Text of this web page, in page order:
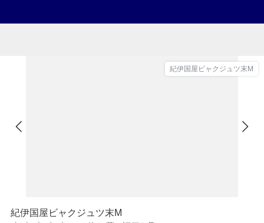
紀伊国屋ビャクジュツ末M
紀伊国屋ビャクジュツ末M